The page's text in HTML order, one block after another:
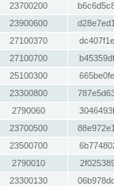
23700200
23900600
27100370
27100700
25100300
23300800
2790060
23700500
23500700
2790010
23300130